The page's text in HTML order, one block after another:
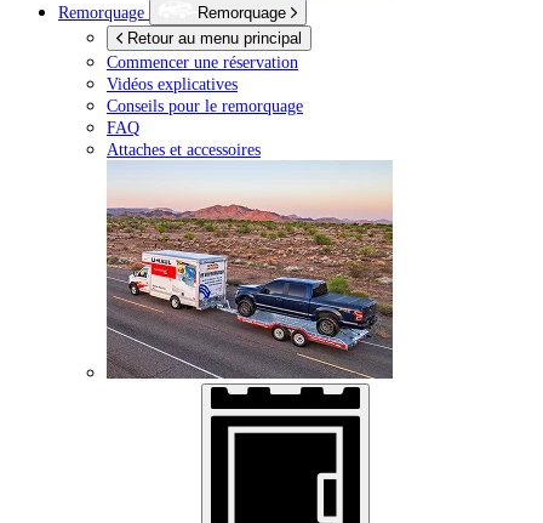
Remorquage
Remorquage
Retour au menu principal
Commencer une réservation
Vidéos explicatives
Conseils pour le remorquage
FAQ
Attaches et accessoires